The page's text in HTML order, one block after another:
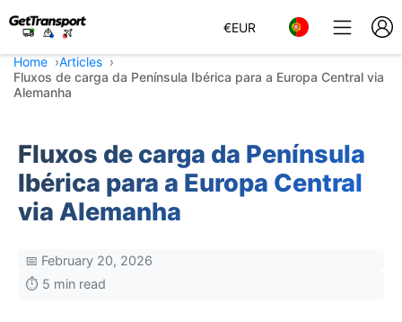
€EUR
Home
Articles
Fluxos de carga da Península Ibérica para a Europa Central via
Alemanha
Fluxos de carga da Península
Ibérica para a Europa Central
via Alemanha
📅 February 20, 2026
⏱️ 5 min read